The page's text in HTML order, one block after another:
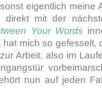
eigentlich meine
mit der
Your Words
mich so gefesselt,
Arbeit, also im
nun auf jeden